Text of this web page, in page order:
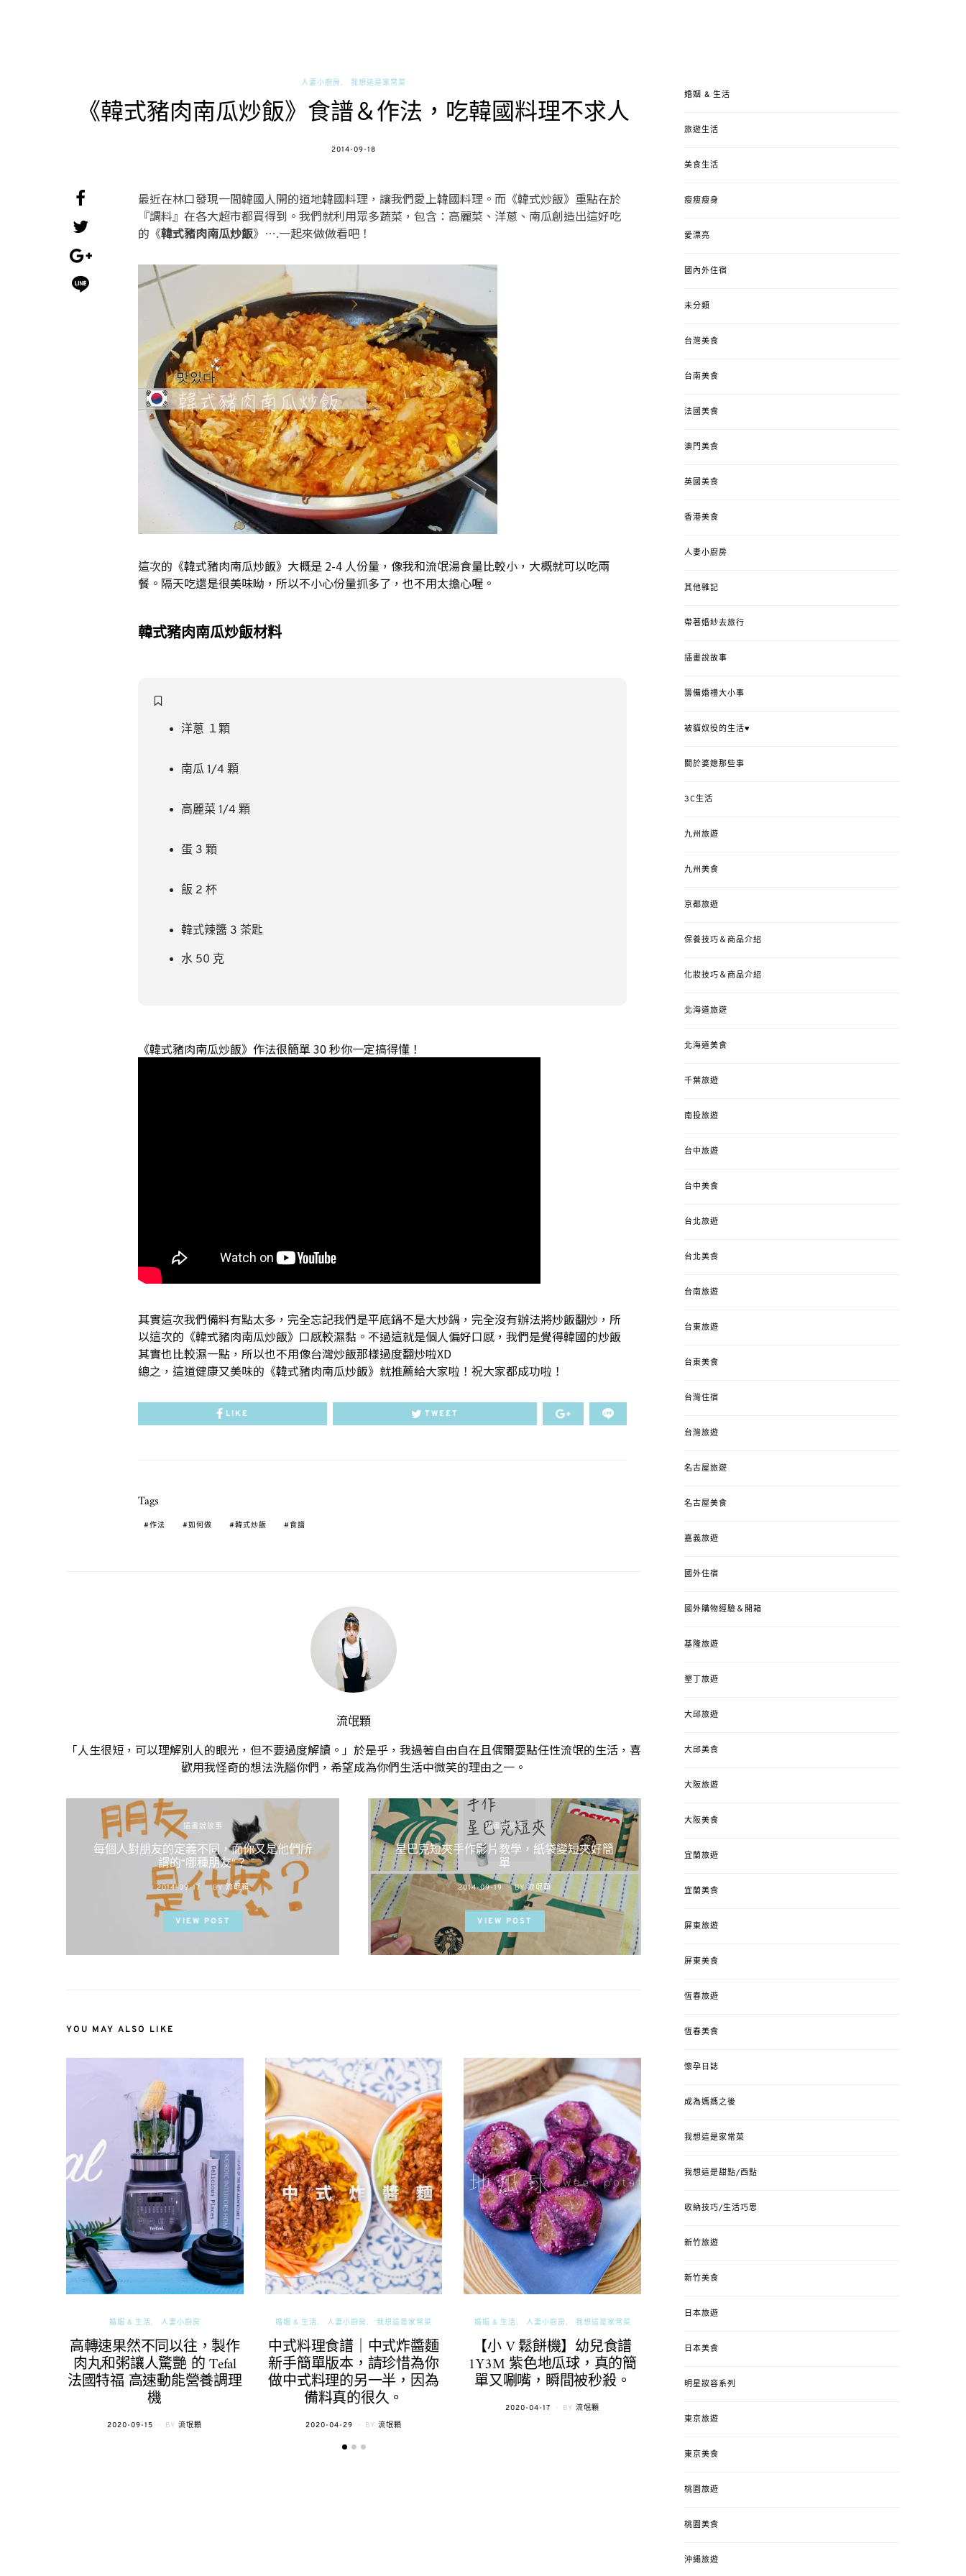
人妻小廚房 我想這是家常菜
《韓式豬肉南瓜炒飯》食譜＆作法，吃韓國料理不求人
POSTED
2014-09-18
最近在林口發現一間韓國人開的道地韓國料理，讓我們愛上韓國料理。而《韓式炒飯》重點在於
『調料』在各大超市都買得到。我們就利用眾多蔬菜，包含：高麗菜、洋蔥、南瓜創造出這好吃
的《韓式豬肉南瓜炒飯》….一起來做做看吧！
這次的《韓式豬肉南瓜炒飯》大概是 2-4 人份量，像我和流氓湯食量比較小，大概就可以吃兩
餐。隔天吃還是很美味呦，所以不小心份量抓多了，也不用太擔心喔。
韓式豬肉南瓜炒飯材料
洋蔥 １顆
南瓜 1/4 顆
高麗菜 1/4 顆
蛋 3 顆
飯 2 杯
韓式辣醬 3 茶匙
水 50 克
《韓式豬肉南瓜炒飯》作法很簡單 30 秒你一定搞得懂！
其實這次我們備料有點太多，完全忘記我們是平底鍋不是大炒鍋，完全沒有辦法將炒飯翻炒，所
以這次的《韓式豬肉南瓜炒飯》口感較濕黏。不過這就是個人偏好口感，我們是覺得韓國的炒飯
其實也比較濕一點，所以也不用像台灣炒飯那樣過度翻炒啦XD
總之，這道健康又美味的《韓式豬肉南瓜炒飯》就推薦給大家啦！祝大家都成功啦！
LIKE TWEET
Tags
作法 如何做 韓式炒飯 食譜
流氓顆
「人生很短，可以理解別人的眼光，但不要過度解讀。」於是乎，我過著自由自在且偶爾耍點任性流氓的生活，喜
歡用我怪奇的想法洗腦你們，希望成為你們生活中微笑的理由之一。
插畫說故事
每個人對朋友的定義不同，而你又是他們所
謂的“哪種朋友“？
POSTED
ON
2014-09-17 BY 流氓顆
VIEW POST
插畫說故事
星巴克短夾手作影片教學，紙袋變短夾好簡
單
POSTED
ON
2014-09-19 BY 流氓顆
VIEW POST
YOU MAY ALSO LIKE
婚姻 & 生活 人妻小廚房
高轉速果然不同以往，製作
肉丸和粥讓人驚艷 的 Tefal
法國特福 高速動能營養調理
機
POSTED
2020-09-15 BY 流氓顆
婚姻 & 生活 人妻小廚房 我想這是家常菜
中式料理食譜｜中式炸醬麵
新手簡單版本，請珍惜為你
做中式料理的另一半，因為
備料真的很久。
POSTED
2020-04-29 BY 流氓顆
婚姻 & 生活 人妻小廚房 我想這是家常菜
【小 V 鬆餅機】幼兒食譜
1Y3M 紫色地瓜球，真的簡
單又唰嘴，瞬間被秒殺。
POSTED
2020-04-17 BY 流氓顆
【小 V 鬆餅機】幼兒食譜
內附 鬆餅粉品牌推薦、自製
POSTED
婚姻 & 生活
旅遊生活
美食生活
瘦瘦瘦身
愛漂亮
國內外住宿
未分類
台灣美食
台南美食
法國美食
澳門美食
英國美食
香港美食
人妻小廚房
其他雜記
帶著婚紗去旅行
插畫說故事
籌備婚禮大小事
被貓奴役的生活♥
關於婆媳那些事
3C生活
九州旅遊
九州美食
京都旅遊
保養技巧＆商品介紹
化妝技巧＆商品介紹
北海道旅遊
北海道美食
千葉旅遊
南投旅遊
台中旅遊
台中美食
台北旅遊
台北美食
台南旅遊
台東旅遊
台東美食
台灣住宿
台灣旅遊
名古屋旅遊
名古屋美食
嘉義旅遊
國外住宿
國外購物經驗＆開箱
基隆旅遊
墾丁旅遊
大邱旅遊
大邱美食
大阪旅遊
大阪美食
宜蘭旅遊
宜蘭美食
屏東旅遊
屏東美食
恆春旅遊
恆春美食
懷孕日誌
成為媽媽之後
我想這是家常菜
我想這是甜點/西點
收納技巧/生活巧思
新竹旅遊
新竹美食
日本旅遊
日本美食
明星妝容系列
東京旅遊
東京美食
桃園旅遊
桃園美食
沖繩旅遊